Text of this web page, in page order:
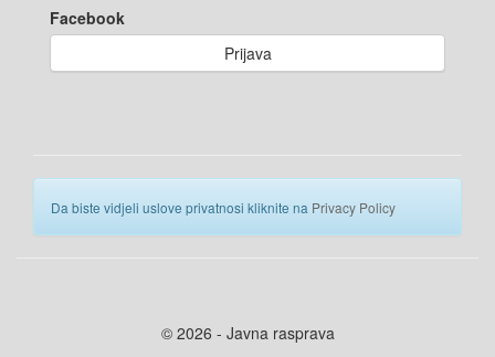
Facebook
Prijava
Da biste vidjeli uslove privatnosi kliknite na Privacy Policy
© 2026 - Javna rasprava